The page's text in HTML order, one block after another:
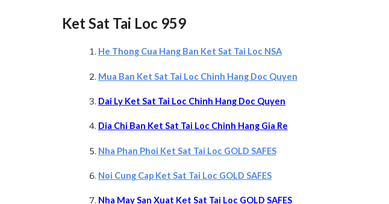
Ket Sat Tai Loc 959
He Thong Cua Hang Ban Ket Sat Tai Loc NSA
Mua Ban Ket Sat Tai Loc Chinh Hang Doc Quyen
Dai Ly Ket Sat Tai Loc Chinh Hang Doc Quyen
Dia Chi Ban Ket Sat Tai Loc Chinh Hang Gia Re
Nha Phan Phoi Ket Sat Tai Loc GOLD SAFES
Noi Cung Cap Ket Sat Tai Loc GOLD SAFES
Nha May San Xuat Ket Sat Tai Loc GOLD SAFES